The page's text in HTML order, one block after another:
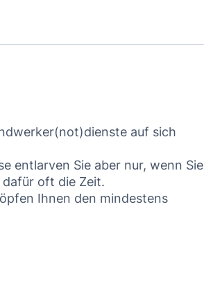
auf sich
entlarven Sie aber nur, wenn Sie
oft die Zeit.
Ihnen den mindestens